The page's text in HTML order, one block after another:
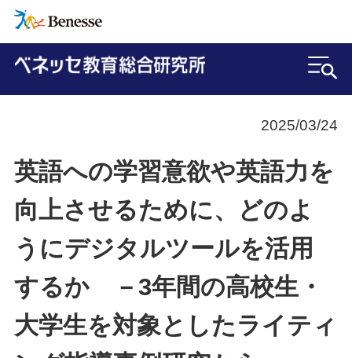
2025/03/24
英語への学習意欲や英語力を
向上させるために、どのよ
うにデジタルツールを活用
するか －3年間の高校生・
大学生を対象としたライティ